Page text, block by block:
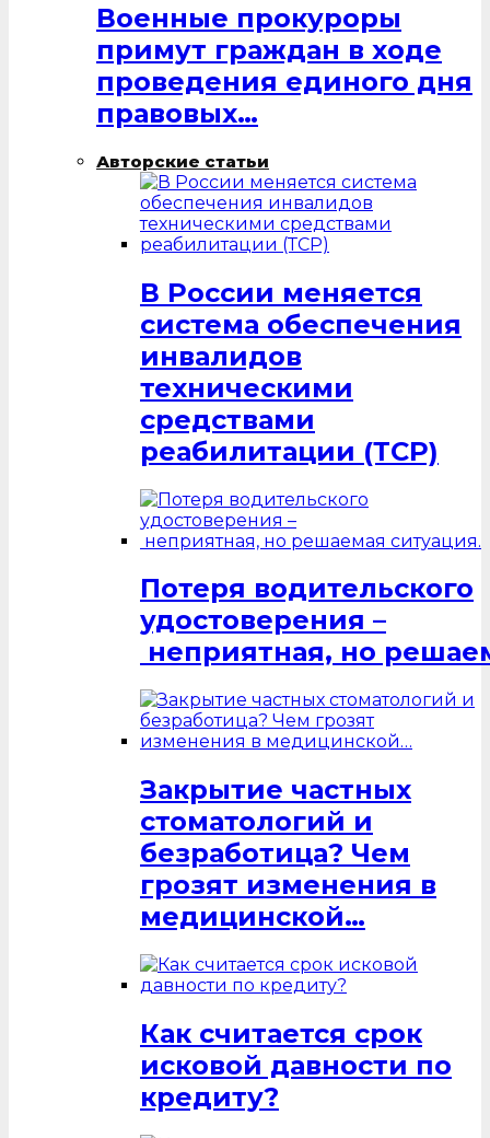
Военные прокуроры
примут граждан в ходе
проведения единого дня
правовых…
Авторские статьи
В России меняется
система обеспечения
инвалидов
техническими
средствами
реабилитации (ТСР)
Потеря водительского
удостоверения –
неприятная, но
Закрытие частных
стоматологий и
безработица? Чем
грозят изменения в
медицинской…
Как считается срок
исковой давности по
кредиту?